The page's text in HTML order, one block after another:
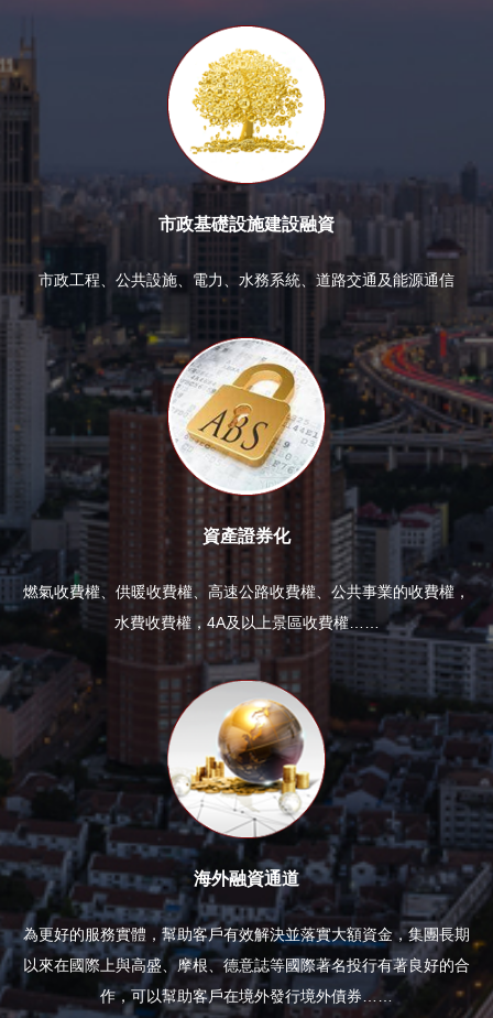
市政基礎設施建設融資
市政工程、公共設施、電力、水務系統、道路交通及能源通信
資產證券化
燃氣收費權、供暖收費權、高速公路收費權、公共事業的收費權，
水費收費權，4A及以上景區收費權……
海外融資通道
為更好的服務實體，幫助客戶有效解決並落實大額資金，集團長期
以來在國際上與高盛、摩根、德意誌等國際著名投行有著良好的合
作，可以幫助客戶在境外發行境外債券……